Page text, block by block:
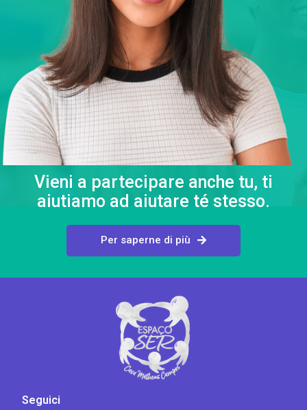
Vieni a partecipare anche tu, ti
aiutiamo ad aiutare té stesso.
Per saperne di più
Seguici